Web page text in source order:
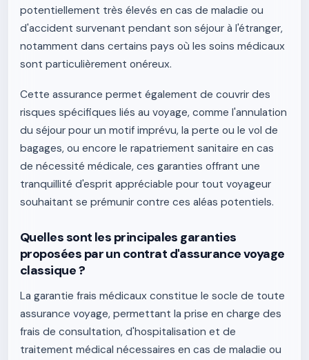
potentiellement très élevés en cas de maladie ou
d'accident survenant pendant son séjour à l'étranger,
notamment dans certains pays où les soins médicaux
sont particulièrement onéreux.
Cette assurance permet également de couvrir des
risques spécifiques liés au voyage, comme l'annulation
du séjour pour un motif imprévu, la perte ou le vol de
bagages, ou encore le rapatriement sanitaire en cas
de nécessité médicale, ces garanties offrant une
tranquillité d'esprit appréciable pour tout voyageur
souhaitant se prémunir contre ces aléas potentiels.
Quelles sont les principales garanties
proposées par un contrat d'assurance voyage
classique ?
La garantie frais médicaux constitue le socle de toute
assurance voyage, permettant la prise en charge des
frais de consultation, d'hospitalisation et de
traitement médical nécessaires en cas de maladie ou